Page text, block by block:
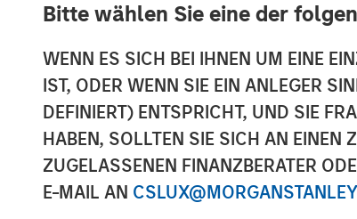
Bitte wählen Sie eine der
WENN ES SICH BEI IHNEN UM EINE
IST, ODER WENN SIE EIN ANLEGER
DEFINIERT) ENTSPRICHT, UND SIE
HABEN, SOLLTEN SIE SICH AN EINEN
ZUGELASSENEN FINANZBERATER
E-MAIL AN
Morgan
Provides